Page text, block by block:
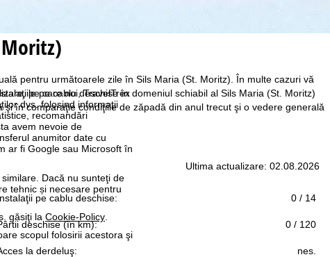
pe care noi, TravelTrex
dvs. folosind informații
recomandări
avem nevoie de
anumitor date cu
ar fi Google sau Microsoft în
Dacă nu sunteţi de
tehnic și necesare pentru
găsiţi la Cookie-Policy
scopul folosirii acestora şi
pentru următoarele zile în Sils Maria (St. Moritz). În multe cazuri vă
pe cablu deschise în domeniul schiabil al Sils Maria (St. Moritz)
în comparaţie condiţiile de zăpadă din anul trecut şi o vedere generală
Ultima actualizare: 02.08.2026
pe cablu deschise: 0 / 14
deschise (în km): 0 / 120
la derdeluş: nes.